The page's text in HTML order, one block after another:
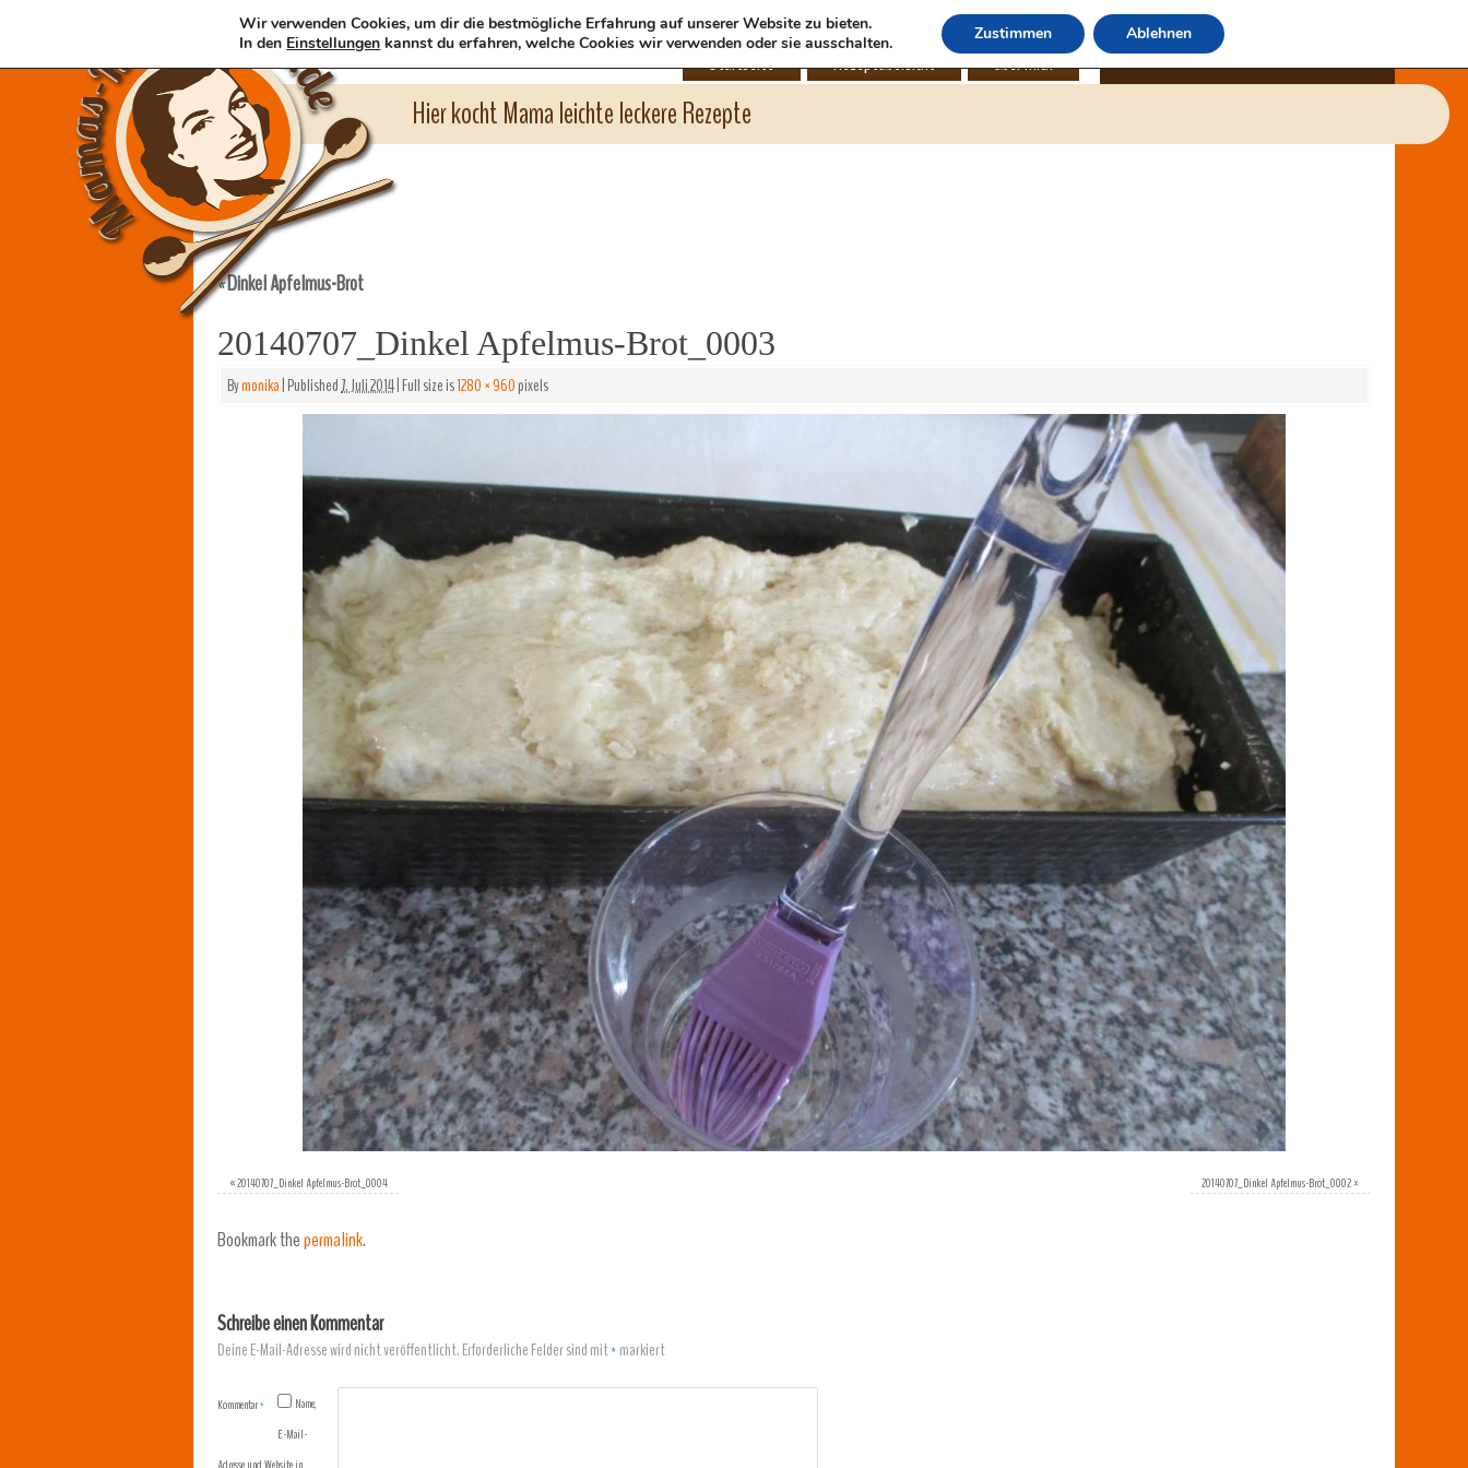
Hier kocht Mama leichte leckere Rezepte
Startseite Rezeptübersicht über mich
«Dinkel Apfelmus-Brot
20140707_Dinkel Apfelmus-Brot_0003
Bymonika|Published7. Juli 2014|Full size is1280 × 960pixels
«20140707_Dinkel Apfelmus-Brot_0004 20140707_Dinkel Apfelmus-Brot_0002»
Bookmark thepermalink.
Schreibe einen Kommentar
Deine E-Mail-Adresse wird nicht veröffentlicht.Erforderliche Felder sind mit*markiert
Kommentar*
Name,
E-Mail-
Wir verwenden Cookies, um dir die bestmögliche Erfahrung auf unserer Website zu bieten.
In den Einstellungen kannst du erfahren, welche Cookies wir verwenden oder sie ausschalten. Zustimmen Ablehnen